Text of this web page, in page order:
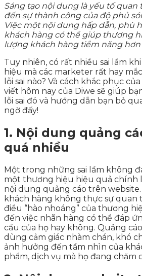
Sáng tạo nội dung là yếu tố
đến sự thành công của độ phủ
Việc một nội dung hấp dẫn, phù
khách hàng có thể giúp thương
lượng khách hàng tiềm năng hơn
Tuy nhiên, có rất nhiều sai lầm
hiệu mà các marketer rất hay
lỗi sai nào? Và cách khắc phục
viết hôm nay của Diwe sẽ giúp
lỗi sai đó và hướng dẫn bạn bỏ
ngờ đấy!
1. Nội dung quảng
quá nhiều
Một trong những sai lầm không
một thương hiệu hiệu quả chính
nội dung quảng cáo trên
khách hàng không thực sự quan
điều “hào nhoáng” của thương
đến việc nhãn hàng có thể đáp
cầu của họ hay không. Quảng
dùng cảm giác nhàm chán, khó
ảnh hưởng đến tầm nhìn của
phẩm, dịch vụ mà họ đang chăm